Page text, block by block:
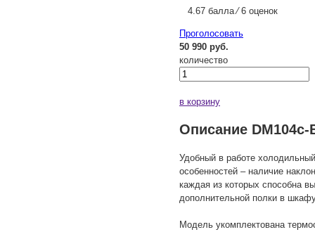
4.67 балла ⁄ 6 оценок
Проголосовать
50 990 руб.
количество
в корзину
Описание DM104c-
Удобный в работе
особенностей – наличие
каждая из которых способна
дополнительной полки в
Модель укомплектована